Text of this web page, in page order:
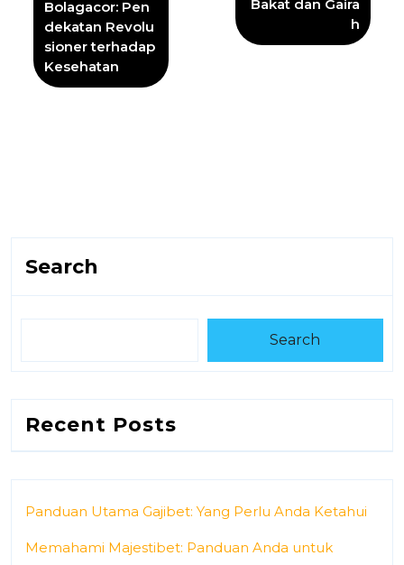
Bolagacor: Pen
dekatan Revolu
sioner terhadap
Kesehatan
Bakat dan Gaira
h
Search
Search
Recent Posts
Panduan Utama Gajibet: Yang Perlu Anda Ketahui
Memahami Majestibet: Panduan Anda untuk